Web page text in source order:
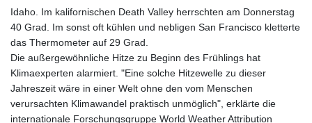
Idaho. Im kalifornischen Death Valley herrschten am Donnerstag
40 Grad. Im sonst oft kühlen und nebligen San Francisco kletterte
das Thermometer auf 29 Grad.
Die außergewöhnliche Hitze zu Beginn des Frühlings hat
Klimaexperten alarmiert. "Eine solche Hitzewelle zu dieser
Jahreszeit wäre in einer Welt ohne den vom Menschen
verursachten Klimawandel praktisch unmöglich", erklärte die
internationale Forschungsgruppe World Weather Attribution